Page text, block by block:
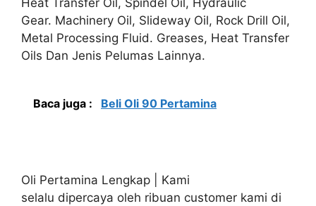
Heat Transfer Oil, Spindel Oil, Hydraulic
Gear. Machinery Oil, Slideway Oil, Rock Drill Oil,
Metal Processing Fluid. Greases, Heat Transfer
Oils Dan Jenis Pelumas Lainnya.
Baca juga : Beli Oli 90 Pertamina
Oli Pertamina Lengkap | Kami
selalu dipercaya oleh ribuan customer kami di